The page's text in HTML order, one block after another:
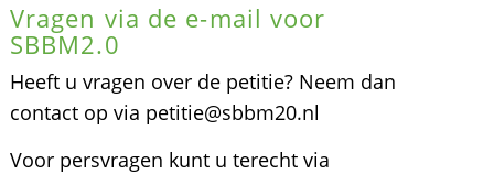
Vragen via de e-mail voor
SBBM2.0
Heeft u vragen over de petitie? Neem dan
contact op via petitie@sbbm20.nl
Voor persvragen kunt u terecht via